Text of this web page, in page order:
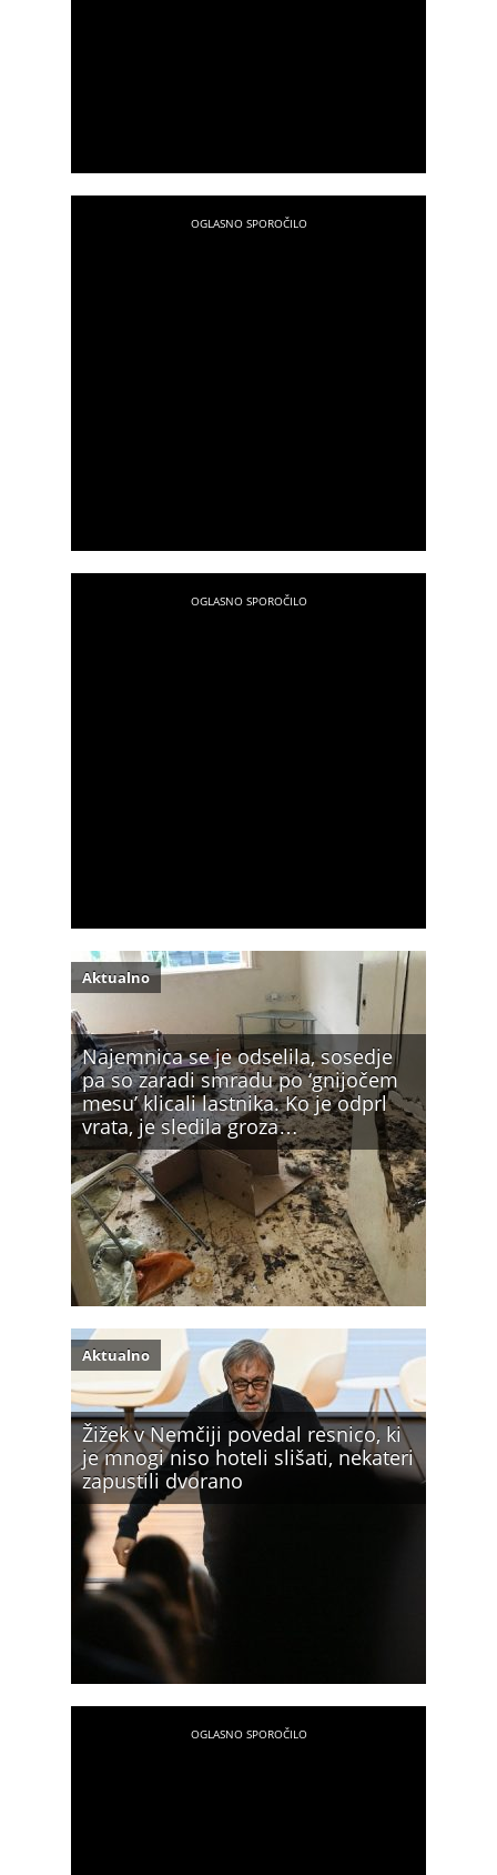
Najemnica se je odselila, sosedje
pa so zaradi smradu po ‘gnijočem
mesu’ klicali lastnika. Ko je odprl
vrata, je sledila groza…
Aktualno
Žižek v Nemčiji povedal resnico, ki
je mnogi niso hoteli slišati, nekateri
zapustili dvorano
Aktualno